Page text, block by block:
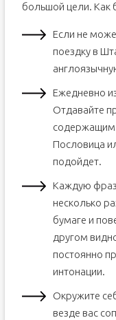
большой цели. Как
Если не
поездку в
Ежедневно
Отдавайте
содержащим
Пословица
подойдет.
Каждую
несколько
бумаге и
другом
постоянно
интонации.
Окружите
везде вас